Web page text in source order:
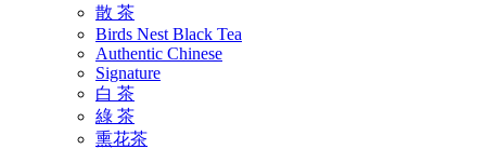
散 茶
Birds Nest Black Tea
Authentic Chinese
Signature
白 茶
綠 茶
熏花茶